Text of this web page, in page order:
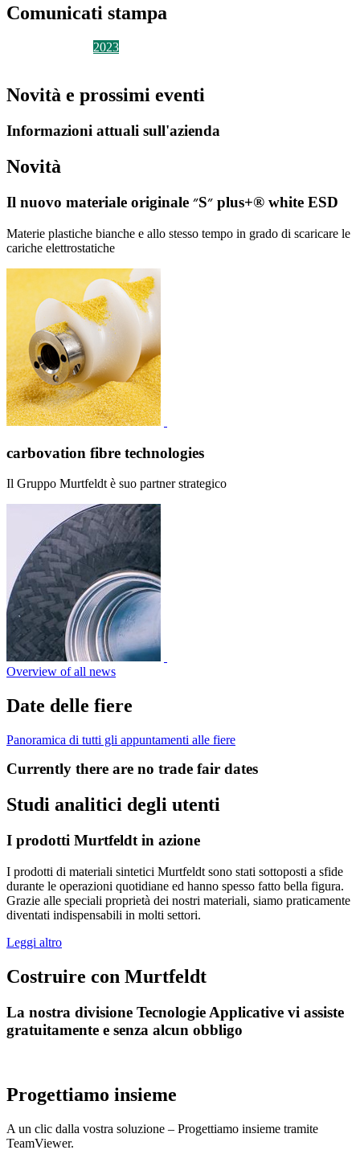
Comunicati stampa
2023
Novità e prossimi eventi
Informazioni attuali sull'azienda
Novità
Il nuovo materiale originale ״S״ plus+® white ESD
Materie plastiche bianche e allo stesso tempo in grado di scaricare le
cariche elettrostatiche
carbovation fibre technologies
Il Gruppo Murtfeldt è suo partner strategico
Overview of all news
Date delle fiere
Panoramica di tutti gli appuntamenti alle fiere
Currently there are no trade fair dates
Studi analitici degli utenti
I prodotti Murtfeldt in azione
I prodotti di materiali sintetici Murtfeldt sono stati sottoposti a sfide
durante le operazioni quotidiane ed hanno spesso fatto bella figura.
Grazie alle speciali proprietà dei nostri materiali, siamo praticamente
diventati indispensabili in molti settori.
Leggi altro
Costruire con Murtfeldt
La nostra divisione Tecnologie Applicative vi assiste
gratuitamente e senza alcun obbligo
Progettiamo insieme
A un clic dalla vostra soluzione – Progettiamo insieme tramite
TeamViewer.